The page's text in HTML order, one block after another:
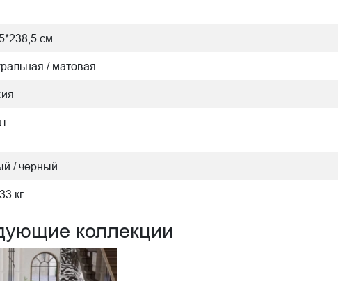
см
/ матовая
/ черный
кг
коллекции